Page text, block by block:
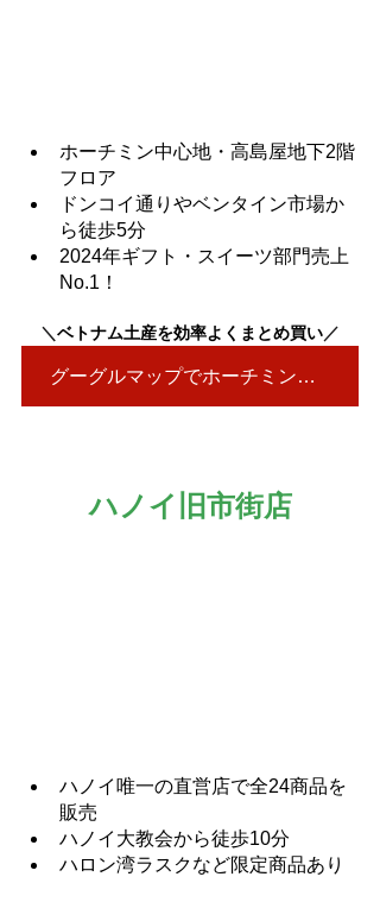
ホーチミン中心地・高島屋地下2階
フロア
ドンコイ通りやベンタイン市場か
ら徒歩5分
2024年ギフト・スイーツ部門売上
No.1！
＼ベトナム土産を効率よくまとめ買い／
グーグルマップでホーチミン店を見る▶
ハノイ旧市街店
ハノイ唯一の直営店で全24商品を
販売
ハノイ大教会から徒歩10分
ハロン湾ラスクなど限定商品あり